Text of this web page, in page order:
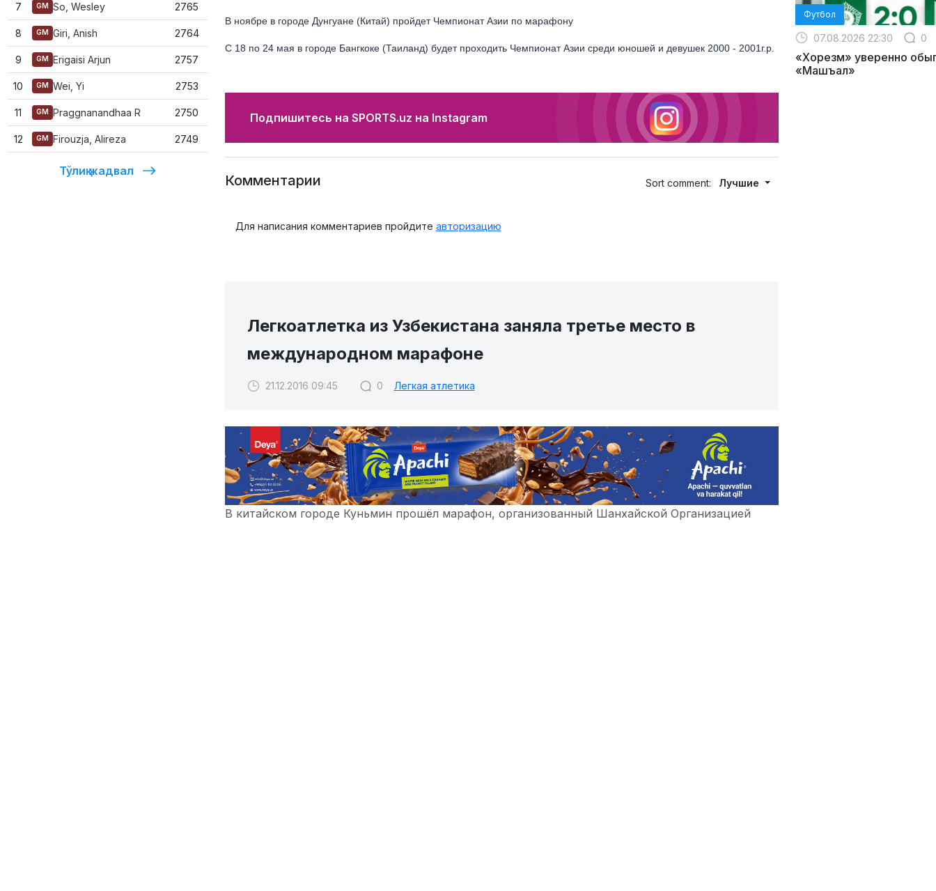
7 GM So, Wesley 2765
8 GM Giri, Anish 2764
9 GM Erigaisi Arjun 2757
10 GM Wei, Yi 2753
11 GM Praggnanandhaa R 2750
12 GM Firouzja, Alireza 2749
Тўлиқ жадвал
В ноябре в городе Дунгуане (Китай) пройдет Чемпионат Азии по марафону
С 18 по 24 мая в городе Бангкоке (Таиланд) будет проходить Чемпионат Азии среди юношей и девушек 2000 - 2001г.р.
Подпишитесь на SPORTS.uz на Instagram
Комментарии Sort comment: Лучшие
Для написания комментариев пройдите авторизацию
Легкоатлетка из Узбекистана заняла третье место в
международном марафоне
21.12.2016 09:45 0 Легкая атлетика
В китайском городе Куньмин прошёл марафон, организованный Шанхайской Организацией
Футбол
07.08.2026 22:30 0
«Хорезм» уверенно
«Машъал»